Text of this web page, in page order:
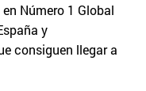
Número 1 Global
y
consiguen llegar a